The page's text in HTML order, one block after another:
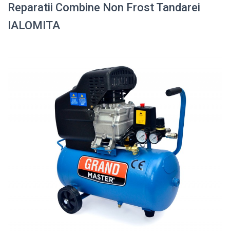
Reparatii Combine Non Frost Tandarei
IALOMITA